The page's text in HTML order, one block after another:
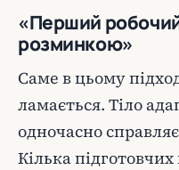
«Перший
розминкою»
Саме в цьому
ламається. Тіло
одночасно
Кілька